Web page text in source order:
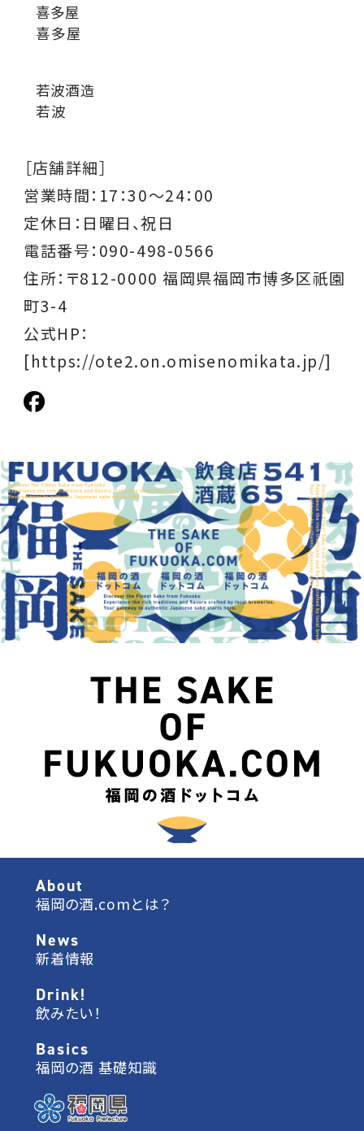
喜多屋
喜多屋
若波酒造
若波
［店舗詳細］
営業時間： 17：30～24：00
定休日：日曜日、祝日
電話番号：090-498-0566
住所：〒812-0000 福岡県福岡市博多区祇園
町3-4
公式HP：
[https://ote2.on.omisenomikata.jp/]
About
福岡の酒.comとは？
News
新着情報
Drink!
飲みたい！
Basics
福岡の酒 基礎知識